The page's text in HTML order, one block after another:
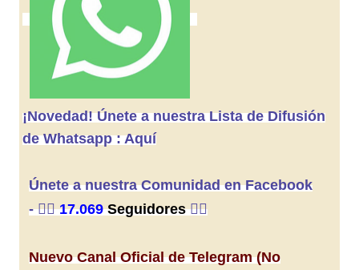
¡Novedad! Únete a nuestra Lista de Difusión
de Whatsapp : Aquí
Únete a nuestra Comunidad en Facebook
-👍🏼17.069Seguidores👍🏼
Nuevo Canal Oficial de Telegram (No